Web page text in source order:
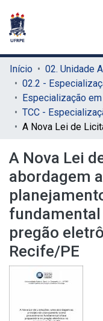
Início
A Nova Lei
abordagem
pregão
Recife/PE